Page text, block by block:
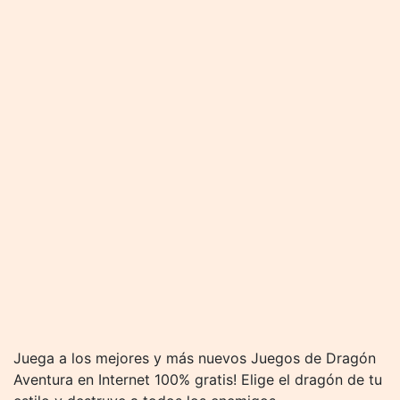
Juega a los mejores y más nuevos Juegos de Dragón
Aventura en Internet 100% gratis! Elige el dragón de tu